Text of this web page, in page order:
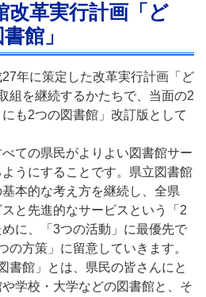
改革実行計画「ど
館」
年に策定した改革実行計画「ど
組を継続するかたちで、当面の2
も2つの図書館」改訂版として
ての県民がよりよい図書館サー
うにすることです。県立図書館
本的な考え方を継続し、全県
と先進的なサービスという「2
に、「3つの活動」に最優先で
の方策」に留意していきます。
書館」とは、県民の皆さんにと
学校・大学などの図書館と、そ